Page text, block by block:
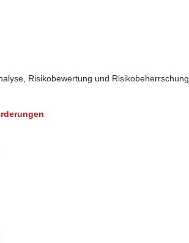
Risikobewertung und Risikobeherrschung